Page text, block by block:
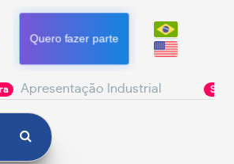
Quero fazer parte
Industrial Seja Parceiro